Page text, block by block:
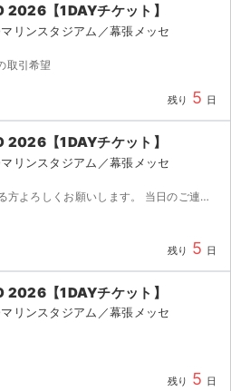
2026【1DAYチケット】
リンスタジアム／幕張メッセ
取引希望
残り 5 日
2026【1DAYチケット】
リンスタジアム／幕張メッセ
夕方16時半からお譲りいただける方よろしくお願いします。 当日のご連絡OKです。
残り 5 日
2026【1DAYチケット】
リンスタジアム／幕張メッセ
残り 5 日